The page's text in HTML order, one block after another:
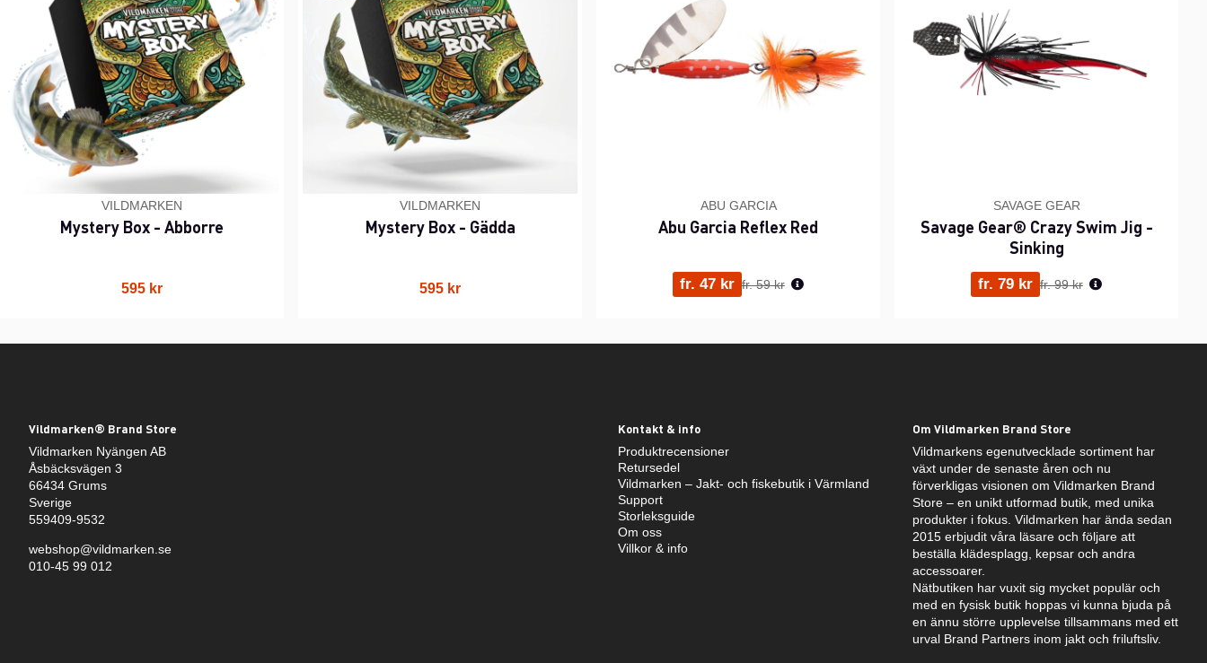
VILDMARKEN
Mystery Box - Abborre
595 kr
VILDMARKEN
Mystery Box - Gädda
595 kr
ABU GARCIA
Abu Garcia Reflex Red
fr. 47 kr Ordinarie pris:
fr. 59 kr
SAVAGE GEAR
Savage Gear® Crazy Swim Jig -
Sinking
fr. 79 kr Ordinarie pris:
fr. 99 kr
Vildmarken® Brand Store
Vildmarken Nyängen AB
Åsbäcksvägen 3
66434 Grums
Sverige
559409-9532
webshop@vildmarken.se
010-45 99 012
Kontakt & info
Produktrecensioner
Retursedel
Vildmarken – Jakt- och fiskebutik i Värmland
Support
Storleksguide
Om oss
Villkor & info
Om Vildmarken Brand Store
Vildmarkens egenutvecklade sortiment har
växt under de senaste åren och nu
förverkligas visionen om Vildmarken Brand
Store – en unikt utformad butik, med unika
produkter i fokus. Vildmarken har ända sedan
2015 erbjudit våra läsare och följare att
beställa klädesplagg, kepsar och andra
accessoarer.
Nätbutiken har vuxit sig mycket populär och
med en fysisk butik hoppas vi kunna bjuda på
en ännu större upplevelse tillsammans med ett
urval Brand Partners inom jakt och friluftsliv.